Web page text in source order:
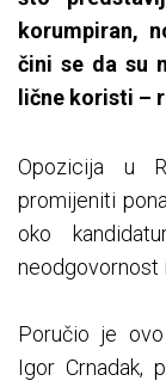
korumpiran,
čini se da su
lične koristi –
Opozicija u
promijeniti
oko
neodgovornost
Poručio je
Igor Crnadak,